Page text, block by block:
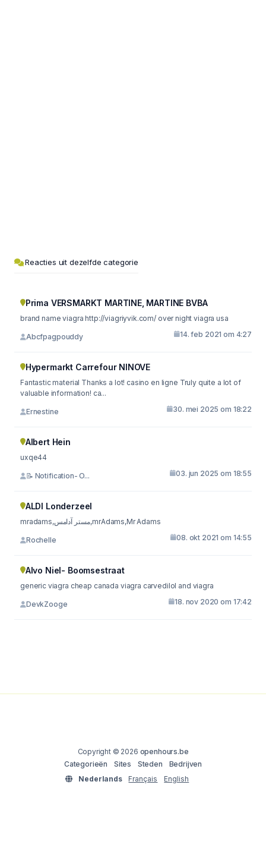
Reacties uit dezelfde categorie
Prima VERSMARKT MARTINE, MARTINE BVBA
brand name viagra http://viagriyvik.com/ over night viagra usa
Abcfpagpouddy 14. feb 2021 om 4:27
Hypermarkt Carrefour NINOVE
Fantastic material Thanks a lot! casino en ligne Truly quite a lot of
valuable information! ca...
Ernestine 30. mei 2025 om 18:22
Albert Hein
uxqe44
📝 Notification- O... 03. jun 2025 om 18:55
ALDI Londerzeel
mradams,مستر آدامس,mrAdams,Mr Adams
Rochelle 08. okt 2021 om 14:55
Alvo Niel- Boomsestraat
generic viagra cheap canada viagra carvedilol and viagra
DevkZooge 18. nov 2020 om 17:42
Copyright © 2026 openhours.be
Categorieën
Sites Steden
Bedrijven
Nederlands
Français English